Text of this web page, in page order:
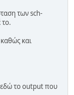
των sch-
το.
και
εδώ το output που